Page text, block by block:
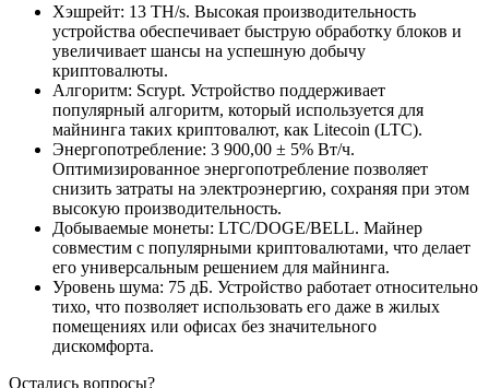
Хэшрейт: 13 TH/s. Высокая производительность
устройства обеспечивает быструю обработку блоков и
увеличивает шансы на успешную добычу
криптовалюты.
Алгоритм: Scrypt. Устройство поддерживает
популярный алгоритм, который используется для
майнинга таких криптовалют, как Litecoin (LTC).
Энергопотребление: 3 900,00 ± 5% Вт/ч.
Оптимизированное энергопотребление позволяет
снизить затраты на электроэнергию, сохраняя при этом
высокую производительность.
Добываемые монеты: LTC/DOGE/BELL. Майнер
совместим с популярными криптовалютами, что делает
его универсальным решением для майнинга.
Уровень шума: 75 дБ. Устройство работает относительно
тихо, что позволяет использовать его даже в жилых
помещениях или офисах без значительного
дискомфорта.
Остались вопросы?